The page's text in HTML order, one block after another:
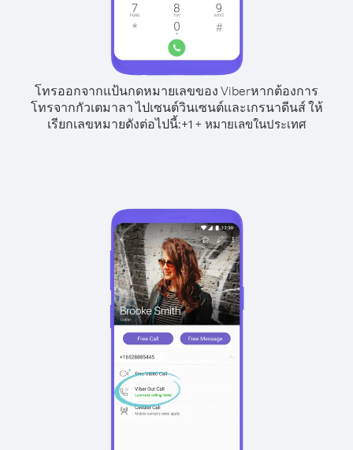
โทรออกจากแป้นกดหมายเลขของ Viberหากต้องการ
โทรจากกัวเตมาลา ไปเซนต์วินเซนต์และเกรนาดีนส์ ให้
เรียกเลขหมายดังต่อไปนี้:+1+ หมายเลขในประเทศ